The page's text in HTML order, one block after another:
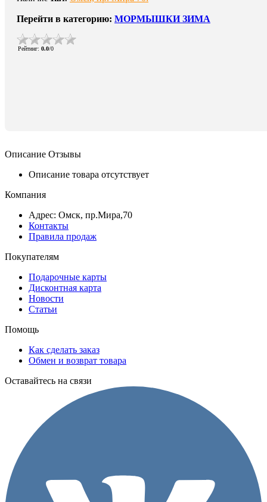
Перейти в категорию: МОРМЫШКИ ЗИМА
Рейтинг: 0.0/0
Описание Отзывы
Описание товара отсутствует
Компания
Адрес: Омск, пр.Мира,70
Контакты
Правила продаж
Покупателям
Подарочные карты
Дисконтная карта
Новости
Статьи
Помощь
Как сделать заказ
Обмен и возврат товара
Оставайтесь на связи